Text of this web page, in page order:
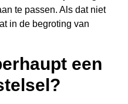
te passen. Als dat niet
in de begroting van
een